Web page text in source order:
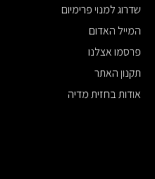
שדרוג למנוי פרימיום
המייל האדום
פרסמו אצלנו
תקנון האתר
אודות בחזית מדיה